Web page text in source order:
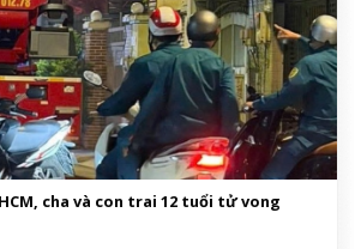
cha và con trai 12 tuổi tử vong